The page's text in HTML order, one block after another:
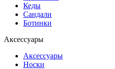
Кеды
Сандали
Ботинки
Аксессуары
Аксессуары
Носки